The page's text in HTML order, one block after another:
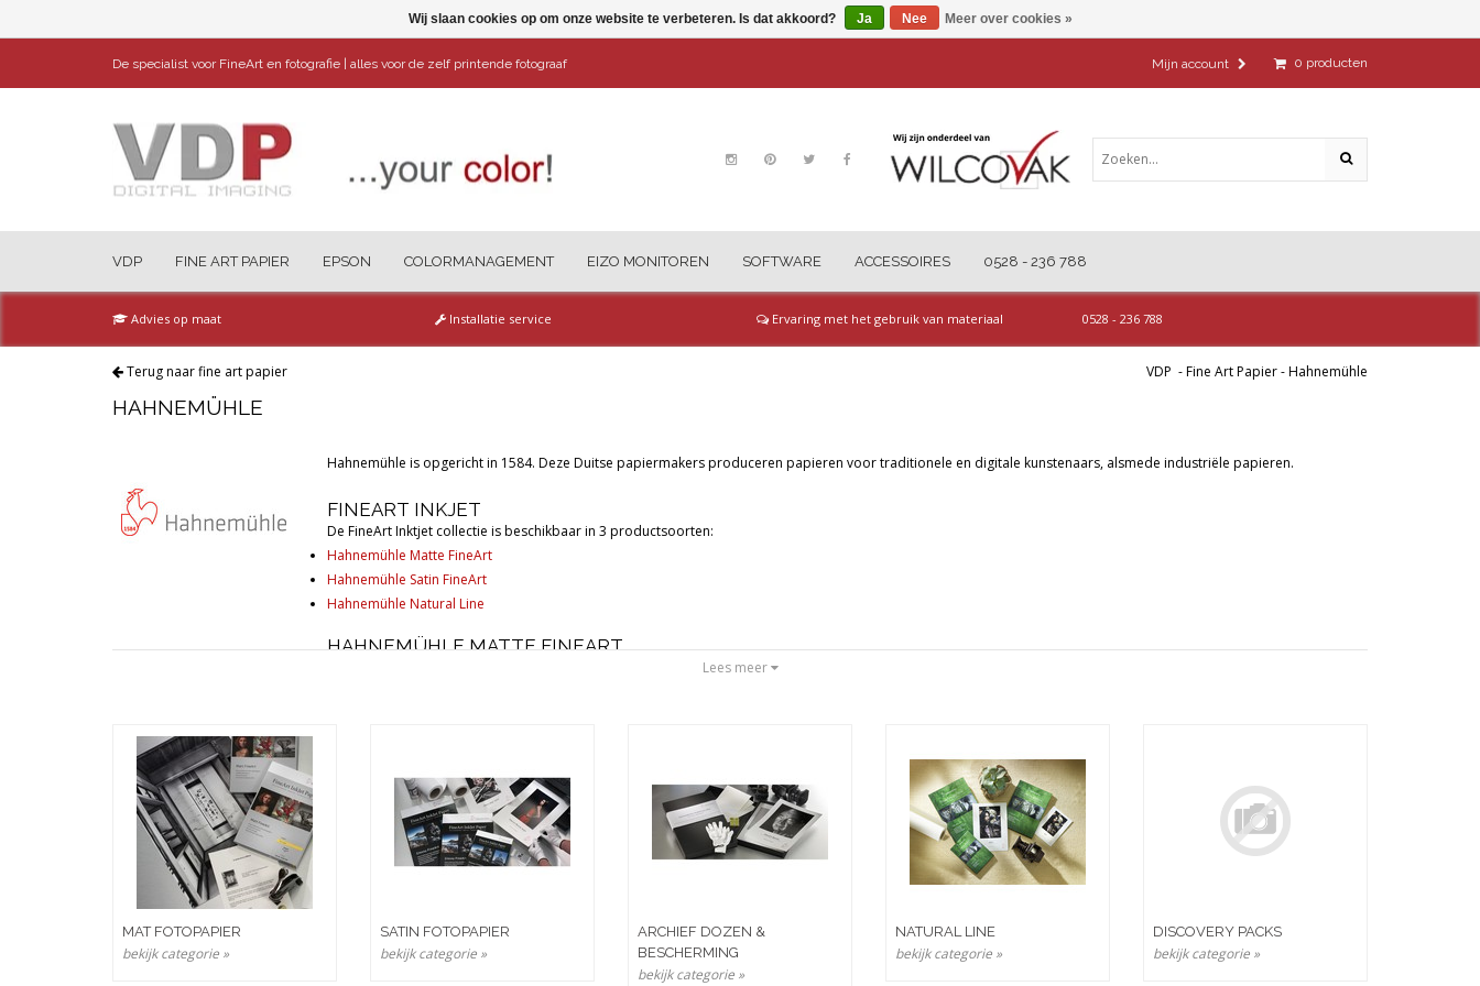
De specialist voor FineArt en fotografie | alles voor de zelf printende fotograaf 0 producten
Mijn account
VDP FINE ART PAPIER EPSON COLORMANAGEMENT EIZO MONITOREN SOFTWARE ACCESSOIRES 0528 - 236 788
Advies op maat Installatie service Ervaring met het gebruik van materiaal 0528 - 236 788
Terug naar fine art papier VDP -Fine Art Papier-Hahnemühle
HAHNEMÜHLE
Hahnemühle is opgericht in 1584. Deze Duitse papiermakers produceren papieren voor traditionele en digitale kunstenaars, alsmede industriële papieren.
FINEART INKJET
De FineArt Inktjet collectie is beschikbaar in 3 productsoorten:
Hahnemühle Matte FineArt
Hahnemühle Satin FineArt
Hahnemühle Natural Line
HAHNEMÜHLE MATTE FINEART
Deze papieren zijn gemaakt van 100% katoen of zuivere alfa cellulose. Het papier is voorzien van een glad en ruw oppervlak en zijn voorzien van een matte Premium-
Deze lijn zijn alle papieren met een glanzende coating die Hahnemühle heeft. De glanzende papier varieert van een subtiele glans (satijnglans) tot midden glans
(parelglans) tot hoogglans (bariet).
Lees meer
MAT FOTOPAPIER
bekijk categorie »
SATIN FOTOPAPIER
bekijk categorie »
ARCHIEF DOZEN &
BESCHERMING
bekijk categorie »
NATURAL LINE
bekijk categorie »
DISCOVERY PACKS
bekijk categorie »
Wij slaan cookies op om onze website te verbeteren. Is dat akkoord? Ja Nee Meer over cookies »